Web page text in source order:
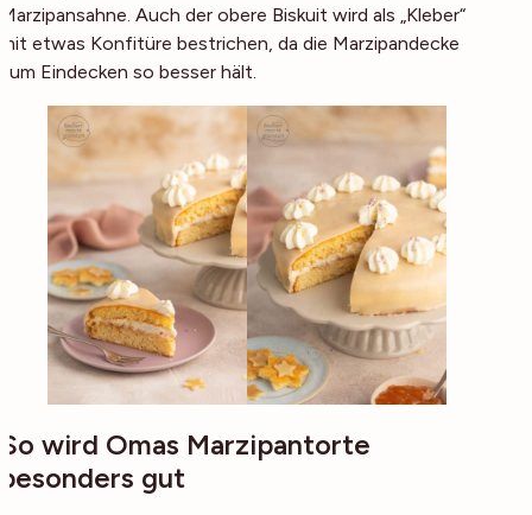
Marzipansahne. Auch der obere Biskuit wird als „Kleber“
mit etwas Konfitüre bestrichen, da die Marzipandecke
zum Eindecken so besser hält.
So wird Omas Marzipantorte
besonders gut